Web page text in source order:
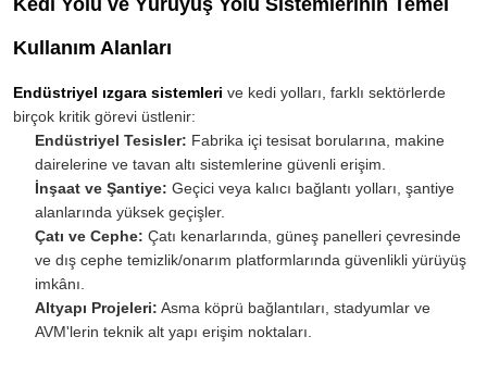
Kullanım Alanları
Endüstriyel ızgara sistemleri ve kedi yolları, farklı sektörlerde
birçok kritik görevi üstlenir:
Endüstriyel Tesisler: Fabrika içi tesisat borularına, makine
dairelerine ve tavan altı sistemlerine güvenli erişim.
İnşaat ve Şantiye: Geçici veya kalıcı bağlantı yolları, şantiye
alanlarında yüksek geçişler.
Çatı ve Cephe: Çatı kenarlarında, güneş panelleri çevresinde
ve dış cephe temizlik/onarım platformlarında güvenlikli yürüyüş
imkânı.
Altyapı Projeleri: Asma köprü bağlantıları, stadyumlar ve
AVM'lerin teknik alt yapı erişim noktaları.